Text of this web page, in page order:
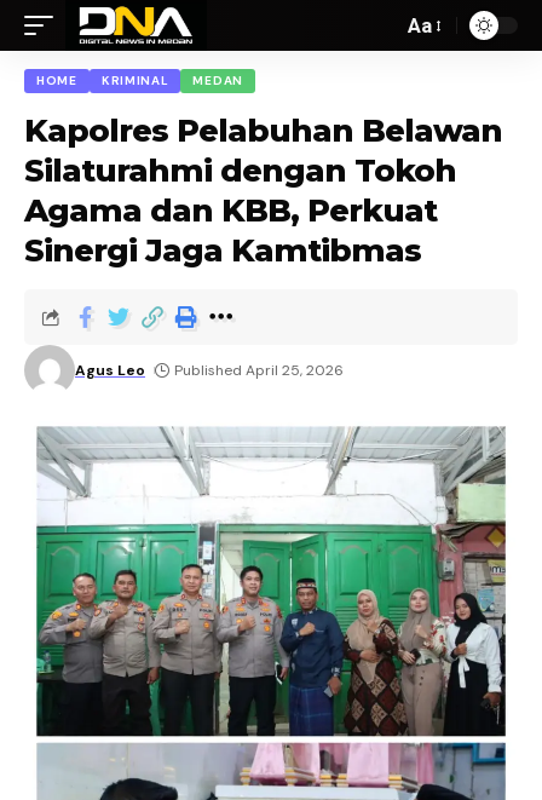
Aa
HOME KRIMINAL MEDAN
Kapolres Pelabuhan Belawan
Silaturahmi dengan Tokoh
Agama dan KBB, Perkuat
Sinergi Jaga Kamtibmas
Agus Leo Published April 25, 2026